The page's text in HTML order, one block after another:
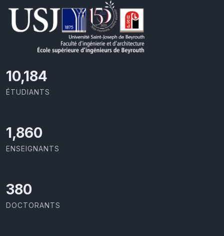
10,801
ÉTUDIANTS
1,973
ENSEIGNANTS
403
DOCTORANTS